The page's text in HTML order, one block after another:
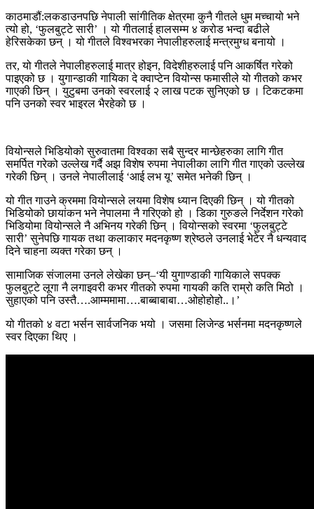
काठमाडौं:लकडाउनपछि नेपाली सांगीतिक क्षेत्रमा कुनै गीतले धुम मच्चायो भने
त्यो हो, ‘फुलबुट्टे सारी’ । यो गीतलाई हालसम्म ४ करोड भन्दा बढीले
हेरिसकेका छन् । यो गीतले विश्वभरका नेपालीहरुलाई मन्त्रमुग्ध बनायो ।
तर, यो गीतले नेपालीहरुलाई मात्र होइन, विदेशीहरुलाई पनि आकर्षित गरेको
पाइएको छ । युगान्डाकी गायिका दे क्वाप्टेन वियोन्स फमासीले यो गीतको कभर
गाएकी छिन् । युटुबमा उनको स्वरलाई २ लाख पटक सुनिएको छ । टिकटकमा
पनि उनको स्वर भाइरल भैरहेको छ ।
वियोन्सले भिडियोको सुरुवातमा विश्वका सबै सुन्दर मान्छेहरुका लागि गीत
समर्पित गरेको उल्लेख गर्दै अझ विशेष रुपमा नेपालीका लागि गीत गाएको उल्लेख
गरेकी छिन् । उनले नेपालीलाई ‘आई लभ यू’ समेत भनेकी छिन् ।
यो गीत गाउने क्रममा वियोन्सले लयमा विशेष ध्यान दिएकी छिन् । यो गीतको
भिडियोको छायांकन भने नेपालमा नै गरिएको हो । डिका गुरुङले निर्देशन गरेको
भिडियोमा वियोन्सले नै अभिनय गरेकी छिन् । वियोन्सको स्वरमा ‘फुलबुट्टे
सारी’ सुनेपछि गायक तथा कलाकार मदनकृष्ण श्रेष्ठले उनलाई भेटेर नै धन्यवाद
दिने चाहना व्यक्त गरेका छन् ।
सामाजिक संजालमा उनले लेखेका छन्–‘यी युगाण्डाकी गायिकाले सपक्क
फुलबुट्टे लूगा नै लगाइवरी कभर गीतको रुपमा गायकी कति राम्रो कति मिठो ।
सुहाएको पनि उस्तै….आम्ममामा….बाब्बाबाबा…ओहोहोहो..।’
यो गीतको ४ वटा भर्सन सार्वजनिक भयो । जसमा लिजेन्ड भर्सनमा मदनकृष्णले
स्वर दिएका थिए ।